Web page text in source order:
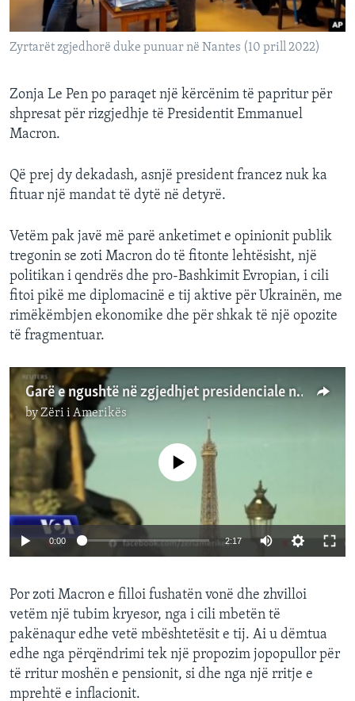
Zyrtarët zgjedhorë duke punuar në Nantes (10 prill 2022)
Zonja Le Pen po paraqet një kërcënim të papritur për
shpresat për rizgjedhje të Presidentit Emmanuel
Macron.
Që prej dy dekadash, asnjë president francez nuk ka
fituar një mandat të dytë në detyrë.
Vetëm pak javë më parë anketimet e opinionit publik
tregonin se zoti Macron do të fitonte lehtësisht, një
politikan i qendrës dhe pro-Bashkimit Evropian, i cili
fitoi pikë me diplomacinë e tij aktive për Ukrainën, me
rimëkëmbjen ekonomike dhe për shkak të një opozite
të fragmentuar.
Garë e ngushtë në zgjedhjet presidenciale në Francë
byZëri i Amerikës
No media source currently available
0:00 2:17
Por zoti Macron e filloi fushatën vonë dhe zhvilloi
vetëm një tubim kryesor, nga i cili mbetën të
pakënaqur edhe vetë mbështetësit e tij. Ai u dëmtua
edhe nga përqëndrimi tek një propozim jopopullor për
të rritur moshën e pensionit, si dhe nga një rritje e
mprehtë e inflacionit.